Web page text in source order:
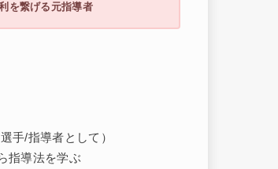
を繋げる元指導者
手/指導者として）
指導法を学ぶ